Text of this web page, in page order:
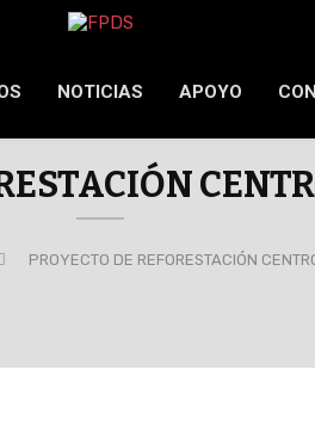
NOTICIAS APOYO
PROYECTO DE REFORESTACIÓN